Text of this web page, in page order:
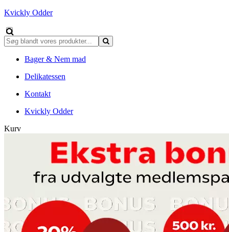
Kvickly Odder
Bager & Nem mad
Delikatessen
Kontakt
Kvickly Odder
Kurv